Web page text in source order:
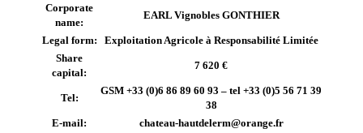
Corporate
name:
EARL Vignobles GONTHIER
Legal form:
Exploitation Agricole à Responsabilité Limitée
Share
capital:
7 620 €
Tel:
GSM +33 (0)6 86 89 60 93 – tel +33 (0)5 56 71 39
38
E-mail:
chateau-hautdelerm@orange.fr